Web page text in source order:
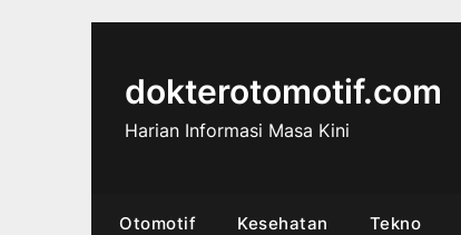
dokterotomotif.com
Harian Informasi Masa Kini
Otomotif Kesehatan Tekno